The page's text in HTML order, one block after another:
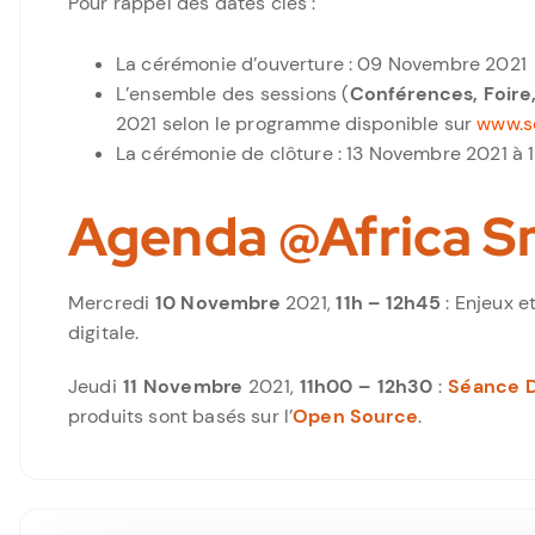
La cérémonie d’ouverture : 09 Novembre
L’ensemble des sessions (Conférences,
2021 selon le programme disponible sur
La cérémonie de clôture : 13 Novembre 2021 à
Agenda @Africa
Mercredi 10 Novembre 2021,11h – 12h45 : Enjeux
digitale.
Jeudi 11 Novembre 2021, 11h00 – 12h30 :Séance
produits sont basés sur l’Open Source.